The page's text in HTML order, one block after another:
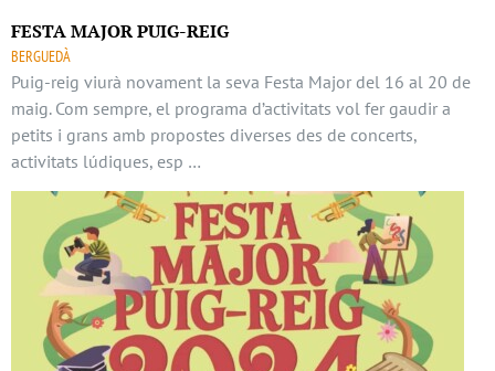
FESTA MAJOR PUIG-REIG
BERGUEDÀ
Puig-reig viurà novament la seva Festa Major del 16 al 20 de
maig. Com sempre, el programa d’activitats vol fer gaudir a
petits i grans amb propostes diverses des de concerts,
activitats lúdiques, esp …